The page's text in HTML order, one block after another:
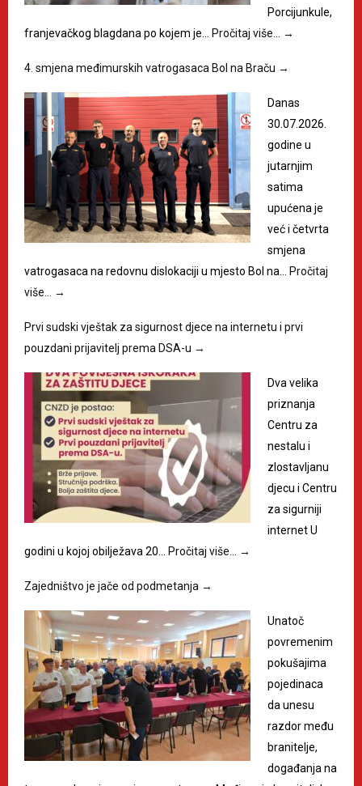
Porcijunkule,
franjevačkog blagdana po kojem je…
Pročitaj više… →
4. smjena međimurskih vatrogasaca Bol na Braču →
Danas
30.07.2026.
godine u
jutarnjim
satima
upućena je
već i četvrta
smjena
vatrogasaca na redovnu dislokaciji u mjesto Bol na…
Pročitaj
više…
→
Prvi sudski vještak za sigurnost djece na internetu i prvi
pouzdani prijavitelj prema DSA-u →
Dva velika
priznanja
Centru za
nestalu i
zlostavljanu
djecu i Centru
za sigurniji
internet U
godini u kojoj obilježava 20…
Pročitaj više… →
Zajedništvo je jače od podmetanja →
Unatoč
povremenim
pokušajima
pojedinaca
da unesu
razdor među
branitelje,
događanja na